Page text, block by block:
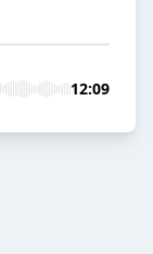
12:09